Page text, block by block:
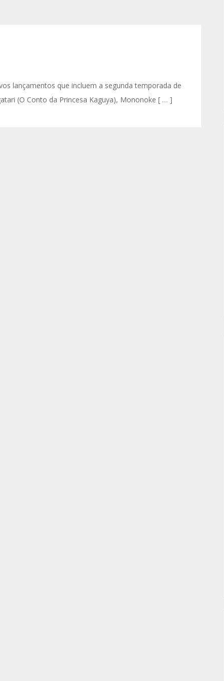
lançamentos que incluem a segunda temporada de
(O Conto da Princesa Kaguya), Mononoke [ … ]